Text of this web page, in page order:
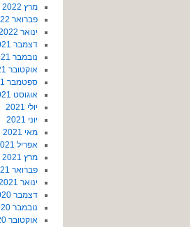
מרץ 2022
פברואר 2022
ינואר 2022
דצמבר 2021
נובמבר 2021
אוקטובר 2021
ספטמבר 2021
אוגוסט 2021
יולי 2021
יוני 2021
מאי 2021
אפריל 2021
מרץ 2021
פברואר 2021
ינואר 2021
דצמבר 2020
נובמבר 2020
אוקטובר 2020